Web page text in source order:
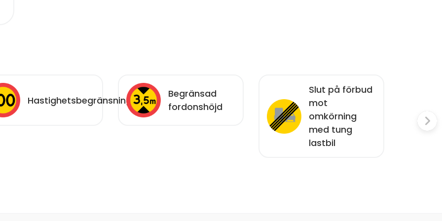
Hastighetsbegränsning
Begränsad
fordonshöjd
Slut på förbud
mot
omkörning
med tung
lastbil